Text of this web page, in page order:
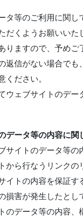
タ等のご利用に関し
だくようお願いい
りますので、予めご
返信がない場合で
ください。
ウェブサイトのデ
データ等の内容に関
サイトのデータ等
から行なうリンク
イトの内容を保証
損害が発生したとし
のデータ等の内容、